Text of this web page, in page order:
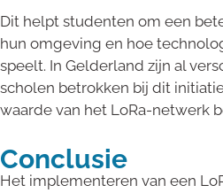
Dit helpt studenten om een
hun omgeving en hoe
speelt. In Gelderland zijn al
scholen betrokken bij dit
waarde van het LoRa-netwerk
Conclusie
Het implementeren van een